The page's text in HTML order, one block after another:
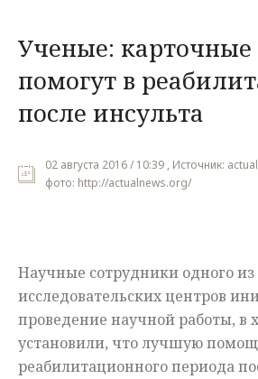
Наука
Культура
Общество
Мнения
Ученые:
помогут в
после инсульта
02 августа 2016 / 10:39 , Источник:
фото: http://actualnews.org/
Научные сотрудники одного
исследовательских центров
проведение научной работы, в
установили, что лучшую
реабилитационного периода